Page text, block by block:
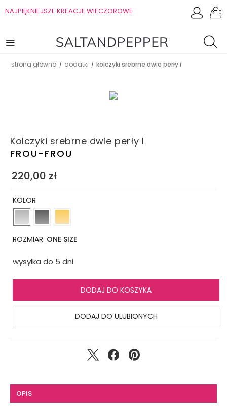
NAJPIĘKNIEJSZE KREACJE WIECZOROWE 0
strona główna / dodatki / kolczyki srebrne dwie perły i
Kolczyki srebrne dwie perły I
FROU-FROU
220,00 zł
KOLOR
ROZMIAR: ONE SIZE
wysyłka do 5 dni
DODAJ DO KOSZYKA
DODAJ DO ULUBIONYCH
OPIS